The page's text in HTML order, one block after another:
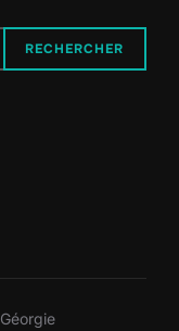
RECHERCHER